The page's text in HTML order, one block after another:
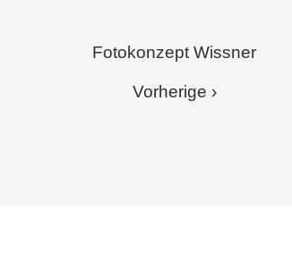
Fotokonzept Wissner
Vorherige ›